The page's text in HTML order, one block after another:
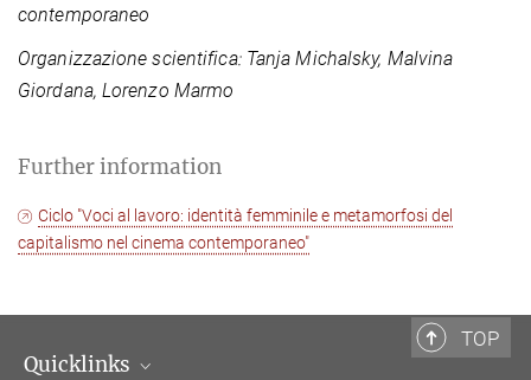
contemporaneo
Organizzazione scientifica: Tanja Michalsky, Malvina
Giordana, Lorenzo Marmo
Further information
Ciclo "Voci al lavoro: identità femminile e metamorfosi del
capitalismo nel cinema contemporaneo"
TOP
Quicklinks